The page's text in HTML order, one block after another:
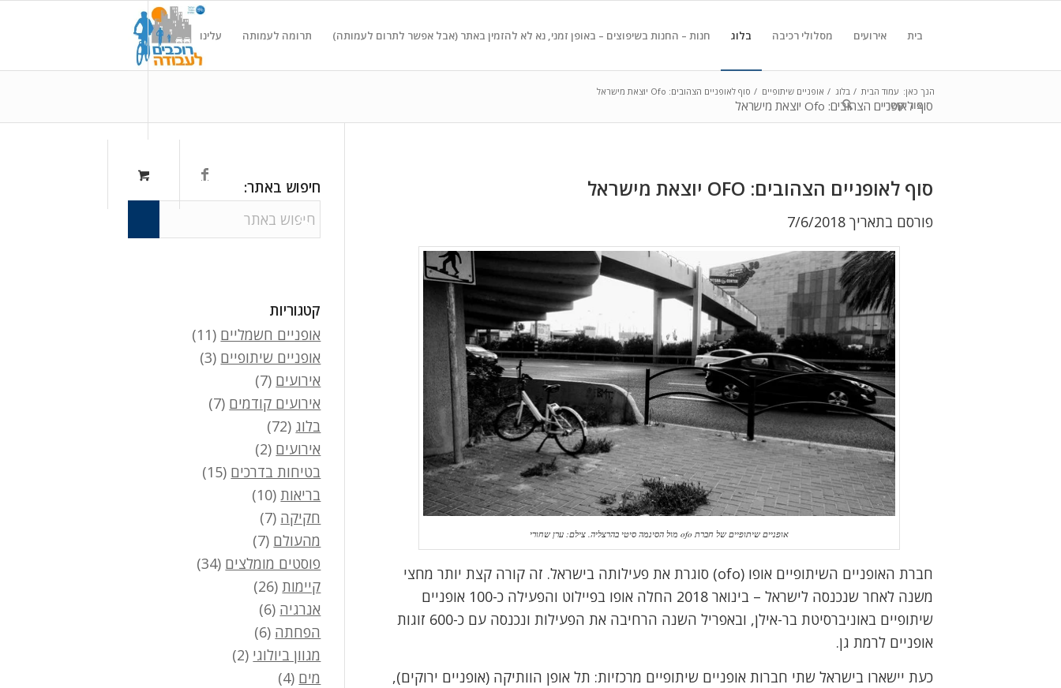
בית אירועים מסלולי רכיבה בלוג חנות – החנות בשיפוצים – באופן זמני, נא לא להזמין באתר (אבל אפשר לתרום לעמותה) תרומה לעמותה עלינו
צור קשר
סוף לאופניים הצהובים: Ofo יוצאת מישראל
הנך כאן: עמוד הבית / בלוג / אופניים שיתופיים / סוף לאופניים הצהובים: Ofo יוצאת מישראל
סוף לאופניים הצהובים: OFO יוצאת מישראל
פורסם בתאריך 7/6/2018
אופניים שיתופיים של חברת ofo מול הסינמה סיטי בהרצליה. צילם: ערן שחורי
חברת האופניים השיתופיים אופו (ofo) סוגרת את פעילותה בישראל. זה קורה קצת יותר מחצי
משנה לאחר שנכנסה לישראל – בינואר 2018 החלה אופו בפיילוט והפעילה כ-100 אופניים
שיתופיים באוניברסיטת בר-אילן, ובאפריל השנה הרחיבה את הפעילות ונכנסה עם כ-600 זוגות
אופניים לרמת גן.
כעת יישארו בישראל שתי חברות אופניים שיתופיים מרכזיות: תל אופן הוותיקה (אופניים ירוקים),
חיפוש באתר:
קטגוריות
אופניים חשמליים (11)
אופניים שיתופיים (3)
אירועים (7)
אירועים קודמים (7)
בלוג (72)
אירועים (2)
בטיחות בדרכים (15)
בריאות(10)
חקיקה (7)
מהעולם (7)
פוסטים מומלצים (34)
קיימות(26)
אנרגיה (6)
הפחתה (6)
מגוון ביולוגי (2)
מים (4)